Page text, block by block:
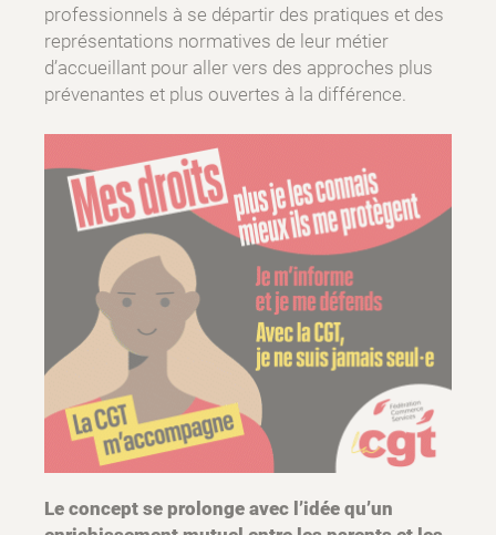
professionnels à se départir des pratiques et des
représentations normatives de leur métier
d’accueillant pour aller vers des approches plus
prévenantes et plus ouvertes à la différence.
Le concept se prolonge avec l’idée qu’un